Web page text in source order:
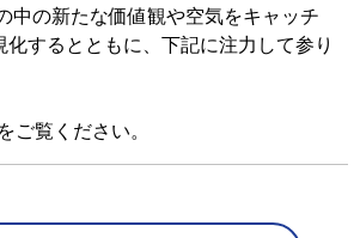
中の新たな価値観や空気をキャッチ
化するとともに、下記に注力して参り
ご覧ください。